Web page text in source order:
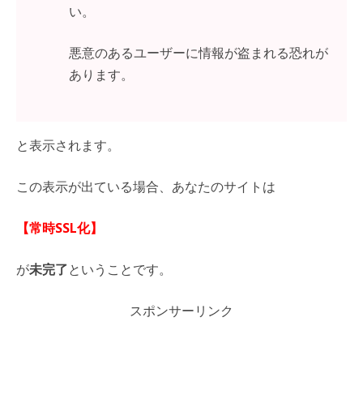
い。
悪意のあるユーザーに情報が盗まれる恐れが
あります。
と表示されます。
この表示が出ている場合、あなたのサイトは
【常時SSL化】
が未完了ということです。
スポンサーリンク